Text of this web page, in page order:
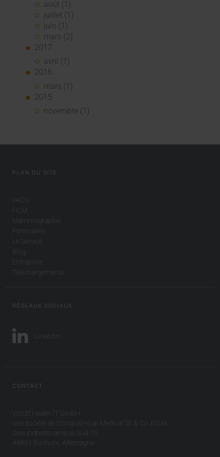
août (1)
juillet (1)
juin (1)
mars (2)
2017
avril (1)
2016
mars (1)
2015
novembre (1)
PLAN DU SITE
PACS
HCM
Mammographie
Partenaires
Le Service
Blog
Entreprise
Téléchargements
RÉSEAUX SOCIAUX
LinkedIn
CONTACT
VISUS Health IT GmbH
une société de CompuGroup Medical SE & Co. KGaA
Gesundheitscampus-Süd 15
44801 Bochum, Allemagne